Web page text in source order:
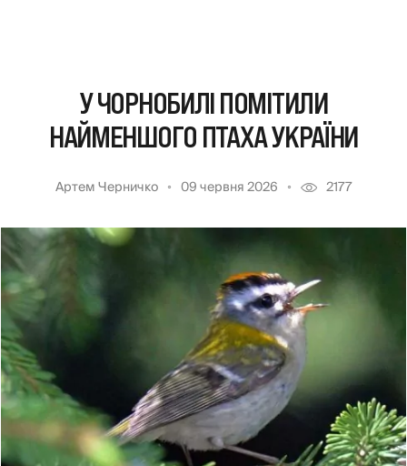
У ЧОРНОБИЛІ ПОМІТИЛИ
НАЙМЕНШОГО ПТАХА УКРАЇНИ
Артем Черничко 09 червня 2026 2177